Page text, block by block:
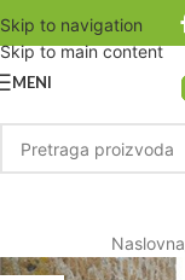
Skip to navigation
Skip to main content
MENI
Naslovna